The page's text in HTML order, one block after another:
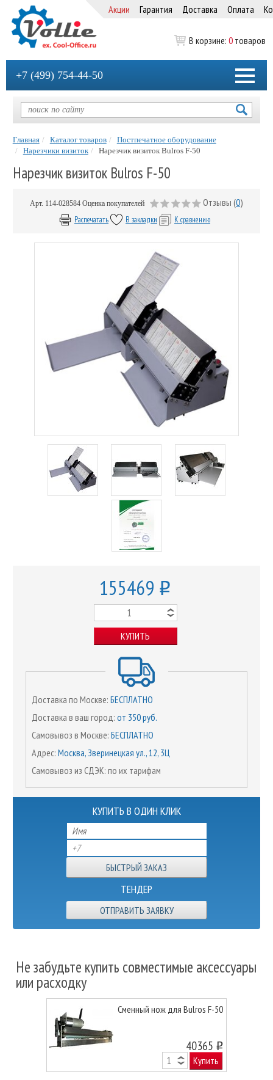
Акции Гарантия Доставка Оплата
В корзине: 0 товаров
+7 (499) 754-44-50
Главная Каталог товаров
Постпечатное оборудование
Нарезчики визиток
Нарезчик визиток Bulros F-50
Нарезчик визиток Bulros F-50
Арт. 114-028584 Оценка покупателей Отзывы (0)
Распечатать В закладки К сравнению
155469 o
КУПИТЬ
Доставка по Москве: БЕСПЛАТНО
Доставка в ваш город: от 350 руб.
Самовывоз в Москве: БЕСПЛАТНО
Адрес: Москва, Зверинецкая ул., 12, 3Ц
Самовывоз из СДЭК: по их тарифам
КУПИТЬ В ОДИН КЛИК
ТЕНДЕР
ОТПРАВИТЬ ЗАЯВКУ
Не забудьте купить совместимые аксессуары
или расходку
Сменный нож для Bulros F-50
40365 o
Купить